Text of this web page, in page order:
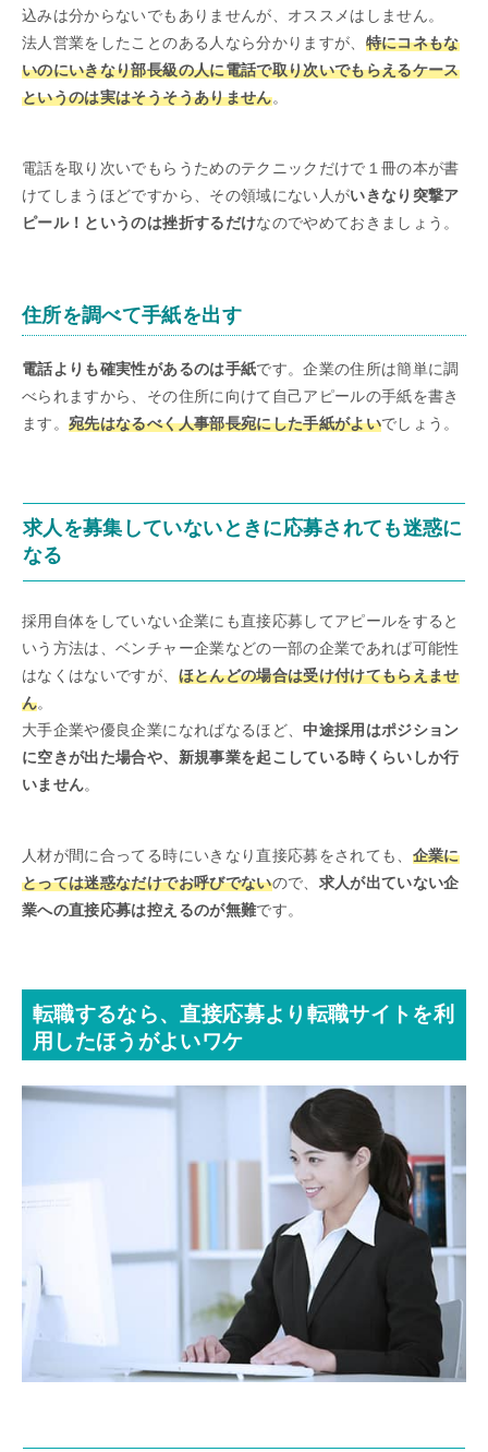
込みは分からないでもありませんが、オススメはしません。
法人営業をしたことのある人なら分かりますが、 特にコネもな
いのにいきなり部長級の人に電話で取り次いでもらえるケース
というのは実はそうそうありません。
電話を取り次いでもらうためのテクニックだけで１冊の本が書
けてしまうほどですから、その領域にない人がいきなり突撃ア
ピール！というのは挫折するだけなのでやめておきましょう。
住所を調べて手紙を出す
電話よりも確実性があるのは手紙です。企業の住所は簡単に調
べられますから、その住所に向けて自己アピールの手紙を書き
ます。宛先はなるべく人事部長宛にした手紙がよいでしょう。
求人を募集していないときに応募されても迷惑に
なる
採用自体をしていない企業にも直接応募してアピールをすると
いう方法は、ベンチャー企業などの一部の企業であれば可能性
はなくはないですが、 ほとんどの場合は受け付けてもらえませ
ん。
大手企業や優良企業になればなるほど、中途採用はポジション
に空きが出た場合や、新規事業を起こしている時くらいしか行
いません。
人材が間に合ってる時にいきなり直接応募をされても、 企業に
とっては迷惑なだけでお呼びでないので、 求人が出ていない企
業への直接応募は控えるのが無難です。
転職するなら、直接応募より転職サイトを利
用したほうがよいワケ